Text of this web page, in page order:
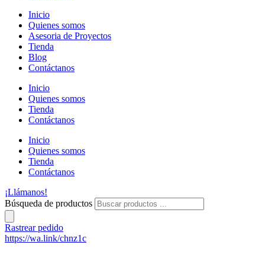
Inicio
Quienes somos
Asesoria de Proyectos
Tienda
Blog
Contáctanos
Inicio
Quienes somos
Tienda
Contáctanos
Inicio
Quienes somos
Tienda
Contáctanos
¡Llámanos!
Búsqueda de productos
Rastrear pedido
https://wa.link/chnz1c